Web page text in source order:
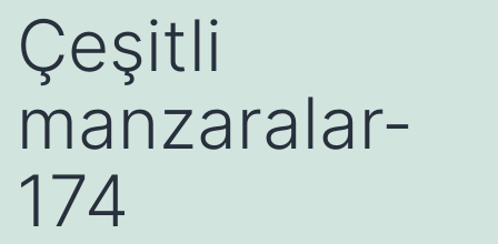
Çeşitli
manzaralar-
174